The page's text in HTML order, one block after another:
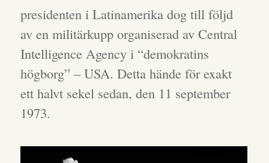
presidenten i Latinamerika dog till följd
av en militärkupp organiserad av Central
Intelligence Agency i “demokratins
högborg” – USA. Detta hände för exakt
ett halvt sekel sedan, den 11 september
1973.